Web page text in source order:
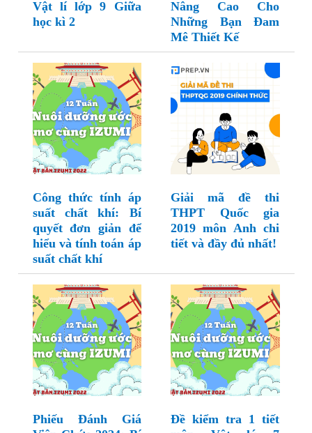
Vật lí lớp 9 Giữa
học kì 2
Nâng Cao Cho
Những Bạn Đam
Mê Thiết Kế
Công thức tính áp
suất chất khí: Bí
quyết đơn giản để
hiểu và tính toán áp
suất chất khí
Giải mã đề thi
THPT Quốc gia
2019 môn Anh chi
tiết và đầy đủ nhất!
Phiếu Đánh Giá
Đề kiểm tra 1 tiết